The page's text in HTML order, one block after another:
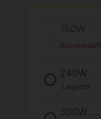
Ausverkauft
240W
Lagernd
300W